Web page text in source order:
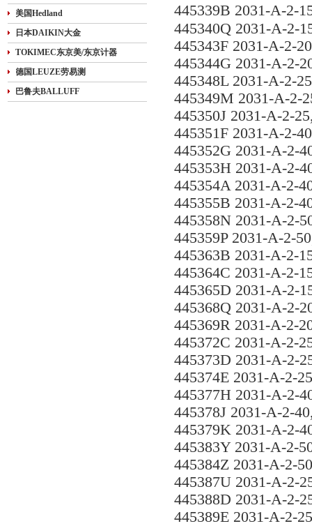
美国Hedland
日本DAIKIN大金
TOKIMEC东京美/东京计器
德国LEUZE劳易测
巴鲁夫BALLUFF
445339B 2031-A-2-
445340Q 2031-A-2-
445343F 2031-A-2-
445344G 2031-A-2-
445348L 2031-A-2-
445349M 2031-A-2-
445350J 2031-A-2-
445351F 2031-A-2-
445352G 2031-A-2-
445353H 2031-A-2-
445354A 2031-A-2-
445355B 2031-A-2-
445358N 2031-A-2-
445359P 2031-A-2-
445363B 2031-A-2-
445364C 2031-A-2-
445365D 2031-A-2-
445368Q 2031-A-2-
445369R 2031-A-2-
445372C 2031-A-2-
445373D 2031-A-2-
445374E 2031-A-2-
445377H 2031-A-2-
445378J 2031-A-2-
445379K 2031-A-2-
445383Y 2031-A-2-
445384Z 2031-A-2-
445387U 2031-A-2-
445388D 2031-A-2-
445389E 2031-A-2-